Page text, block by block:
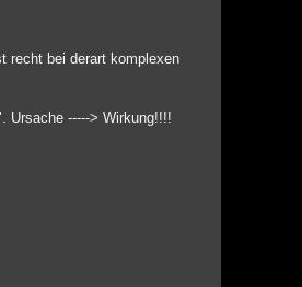
recht bei derart komplexen
Ursache -----> Wirkung!!!!